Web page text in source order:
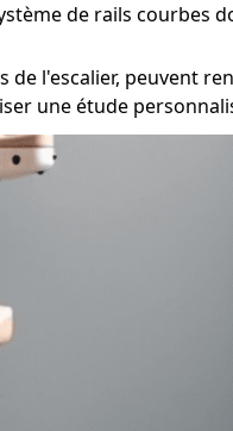
de rails courbes
de l'escalier, peuvent
une étude